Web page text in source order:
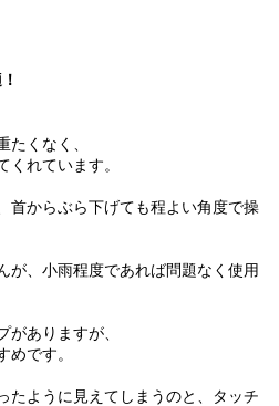
たくなく、
くれています。
首からぶら下げても程よい角度で操
が、小雨程度であれば問題なく使用
がありますが、
めです。
たように見えてしまうのと、タッチ